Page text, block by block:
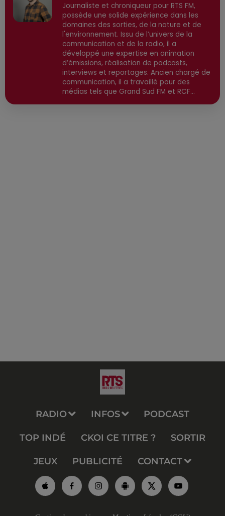
Journaliste et chroniqueur pour RTS FM,
possède une solide expérience dans les
domaines des sorties, de la nature et de
l'environnement. Issu de l’univers de la
communication et de la radio, il a
développé une expertise en animation
d’émissions, réalisation de podcasts,
interviews et reportages. Ancien chargé de
communication, il a travaillé pour des
médias tels que Grand Sud FM et RCF
RADIO INFOS PODCAST
TOP INDÉ CKOI CE TITRE ? SORTIR
JEUX PUBLICITÉ CONTACT